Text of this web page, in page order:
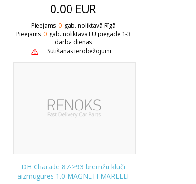
0.00 EUR
Pieejams 0 gab. noliktavā Rīgā
Pieejams 0 gab. noliktavā EU piegāde 1-3
darba dienas
Sūtīšanas ierobežojumi
DH Charade 87->93 bremžu kluči
aizmugures 1.0 MAGNETI MARELLI